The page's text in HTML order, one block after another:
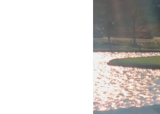
액티비티 3종
프리타임 및
↓
샤워 및 환복
↓
프리타임
3일차